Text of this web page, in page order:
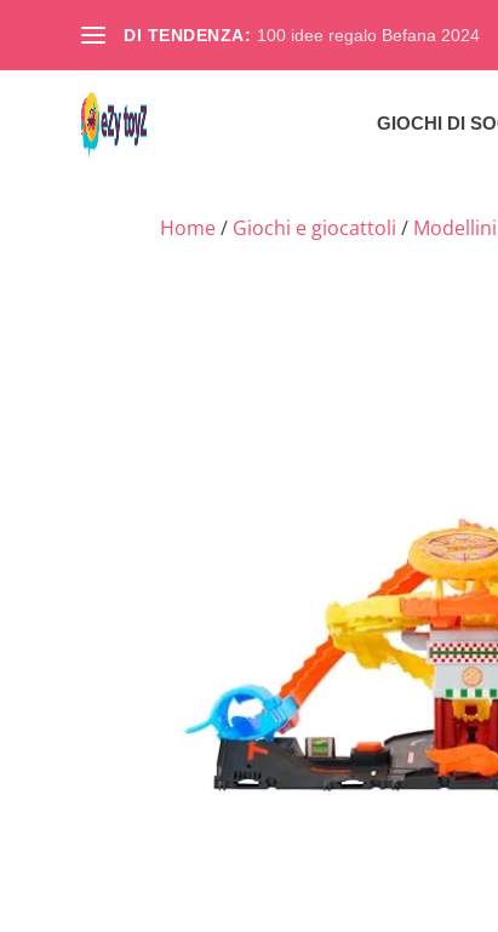
DI TENDENZA: 100 idee regalo Befana 2024
GIOCHI DI
Home/ Giochi e giocattoli /